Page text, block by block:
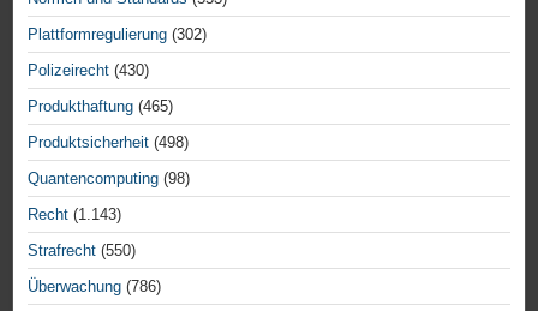
Plattformregulierung (302)
Polizeirecht (430)
Produkthaftung (465)
Produktsicherheit (498)
Quantencomputing (98)
Recht (1.143)
Strafrecht (550)
Überwachung (786)